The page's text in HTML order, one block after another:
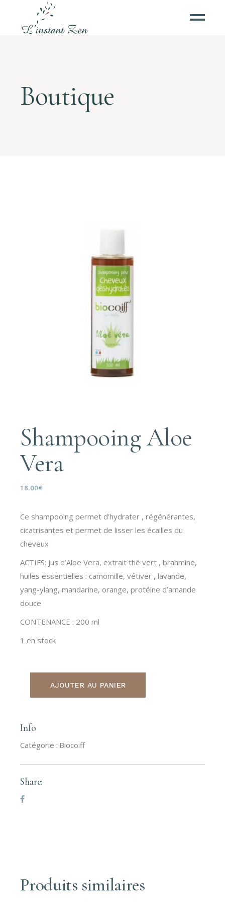
Boutique
Shampooing Aloe
Vera
18.00€
Ce shampooing permet d’hydrater , régénérantes,
cicatrisantes et permet de lisser les écailles du
cheveux
ACTIFS: Jus d’Aloe Vera, extrait thé vert , brahmine,
huiles essentielles : camomille, vétiver , lavande,
yang-ylang, mandarine, orange, protéine d’amande
douce
CONTENANCE : 200 ml
1 en stock
AJOUTER AU PANIER
Info
Catégorie : Biocoiff
Share:
Produits similaires